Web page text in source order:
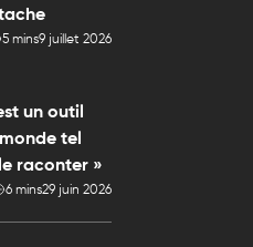
5 mins9 juillet 2026
un outil
tel
raconter »
6 mins29 juin 2026